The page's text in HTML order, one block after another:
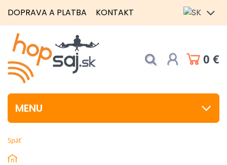
DOPRAVA A PLATBA KONTAKT
0 €
MENU
Späť